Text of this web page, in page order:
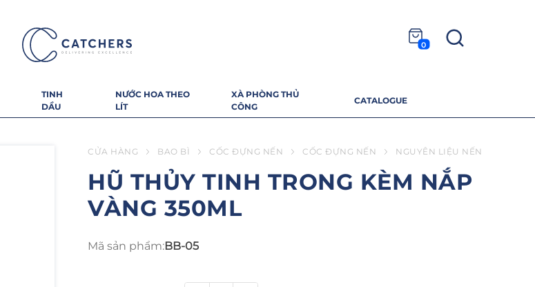
TINH
DẦU
NƯỚC HOA THEO
LÍT
XÀ PHÒNG THỦ
CÔNG
CATALOGUE
0
CỬA HÀNG BAO BÌ CỐC ĐỰNG NẾN CỐC ĐỰNG NẾN NGUYÊN LIỆU NẾN
HŨ THỦY TINH TRONG KÈM NẮP
VÀNG 350ML
Mã sản phẩm:BB-05